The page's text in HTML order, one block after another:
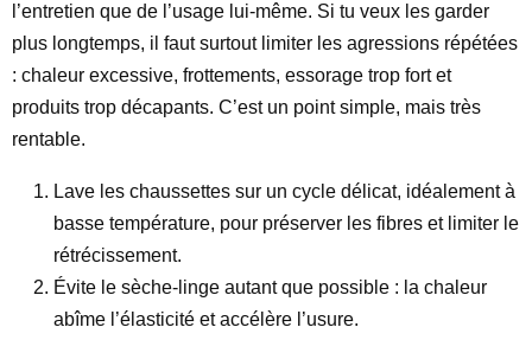
l’entretien que de l’usage lui-même. Si tu veux les garder
plus longtemps, il faut surtout limiter les agressions répétées
: chaleur excessive, frottements, essorage trop fort et
produits trop décapants. C’est un point simple, mais très
rentable.
Lave les chaussettes sur un cycle délicat, idéalement à
basse température, pour préserver les fibres et limiter le
rétrécissement.
Évite le sèche-linge autant que possible : la chaleur
abîme l’élasticité et accélère l’usure.